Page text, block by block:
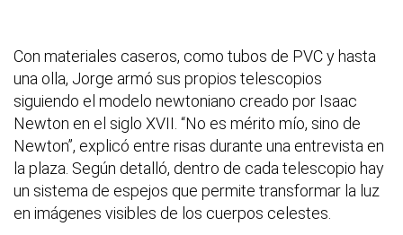
Con materiales caseros, como tubos de PVC y hasta
una olla, Jorge armó sus propios telescopios
siguiendo el modelo newtoniano creado por Isaac
Newton en el siglo XVII. “No es mérito mío, sino de
Newton”, explicó entre risas durante una entrevista en
la plaza. Según detalló, dentro de cada telescopio hay
un sistema de espejos que permite transformar la luz
en imágenes visibles de los cuerpos celestes.